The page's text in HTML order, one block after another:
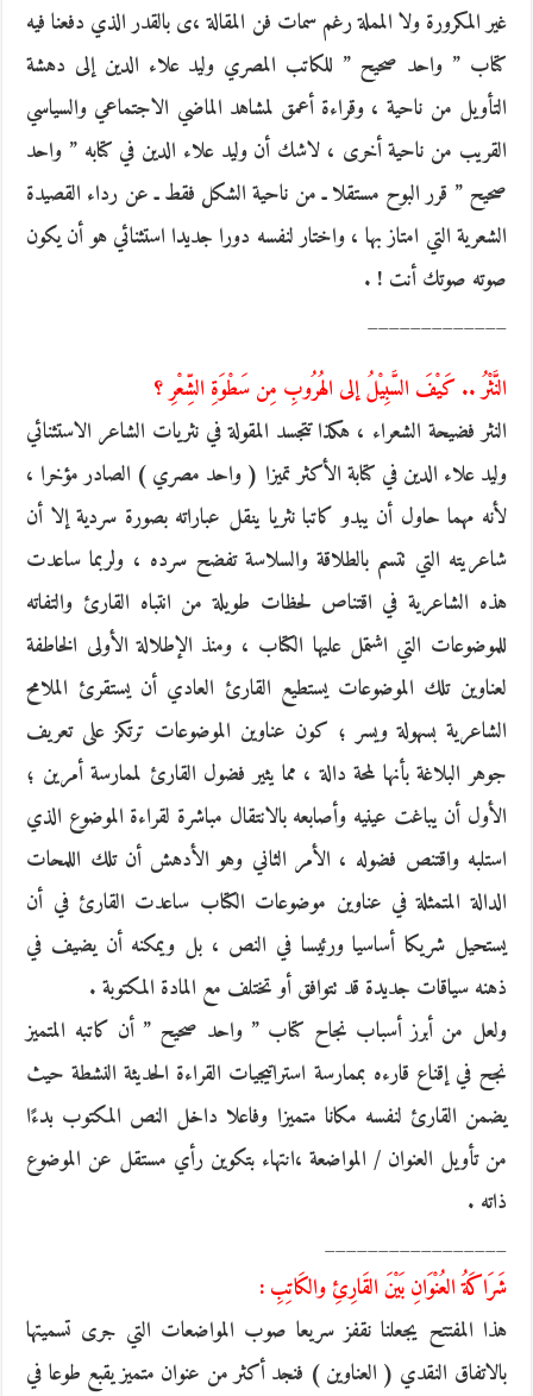
غير المكرورة ولا المملة رغم سمات فن المقالة ،ى بالقدر الذي دفعنا فيه
كتاب ” واحد صحيح ” للكاتب المصري وليد علاء الدين إلى دهشة
التأويل من ناحية ، وقراءة أعمق لمشاهد الماضي الاجتماعي والسياسي
القريب من ناحية أخرى ، لاشك أن وليد علاء الدين في كتابه ” واحد
صحيح ” قرر البوح مستقلا ـ من ناحية الشكل فقط ـ عن رداء القصيدة
الشعرية التي امتاز بها ، واختار لنفسه دورا جديدا استثنائي هو أن يكون
صوته صوتك أنت ! .
_____________
النَّثْرُ .. كَيْفَ السَّبِيْلُ إلى الهُرُوبِ مِن سَطْوَةِ الشِّعْرِ ؟
النثر فضيحة الشعراء ، هكذا تتجسد المقولة في نثريات الشاعر الاستثنائي
وليد علاء الدين في كتابة الأكثر تميزا ( واحد مصري ) الصادر مؤخرا ،
لأنه مهما حاول أن يبدو كاتبا نثريا ينقل عباراته بصورة سردية إلا أن
شاعريته التي تتسم بالطلاقة والسلاسة تفضح سرده ، ولربما ساعدت
هذه الشاعرية في اقتناص لحظات طويلة من انتباه القارئ والتفاته
للموضوعات التي اشتمل عليها الكتاب ، ومنذ الإطلالة الأولى الخاطفة
لعناوين تلك الموضوعات يستطيع القارئ العادي أن يستقرئ الملامح
الشاعرية بسهولة ويسر ؛ كون عناوين الموضوعات ترتكز على تعريف
جوهر البلاغة بأنها لمحة دالة ، مما يثير فضول القارئ لممارسة أمرين ؛
الأول أن يباغت عينيه وأصابعه بالانتقال مباشرة لقراءة الموضوع الذي
استلبه واقتنص فضوله ، الأمر الثاني وهو الأدهش أن تلك اللمحات
الدالة المتمثلة في عناوين موضوعات الكتاب ساعدت القارئ في أن
يستحيل شريكا أساسيا ورئيسا في النص ، بل ويمكنه أن يضيف في
ذهنه سياقات جديدة قد تتوافق أو تختلف مع المادة المكتوبة .
ولعل من أبرز أسباب نجاح كتاب ” واحد صحيح ” أن كاتبه المتميز
نجح في إقناع قارءه بممارسة استراتيجيات القراءة الحديثة النشطة حيث
يضمن القارئ لنفسه مكانا متميزا وفاعلا داخل النص المكتوب بدءًا
من تأويل العنوان / المواضعة ،انتهاء بتكوين رأي مستقل عن الموضوع
ذاته .
_________________
شَرَاكَةُ العُنْوَانِ بَيْنَ القَارِئِ والكَاتِبِ :
هذا المفتتح يجعلنا نقفز سريعا صوب المواضعات التي جرى تسميتها
بالاتفاق النقدي ( العناوين ) فنجد أكثر من عنوان متميز يقبع طوعا في